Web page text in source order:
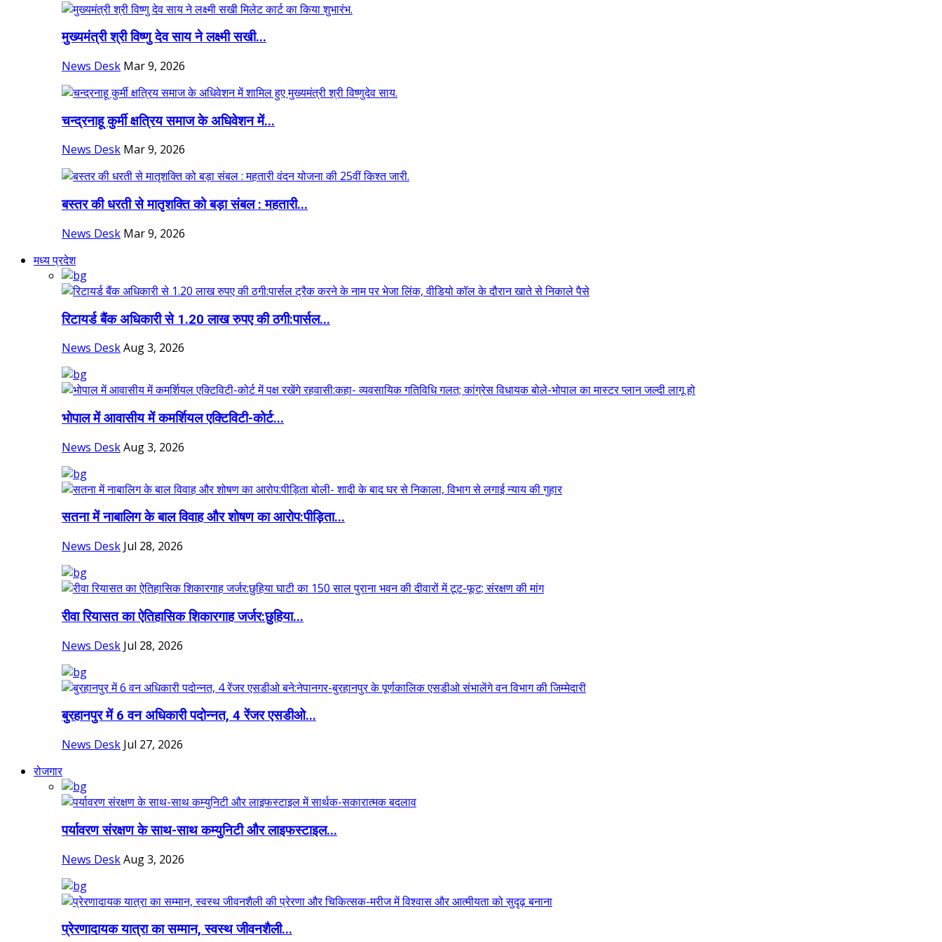
मुख्यमंत्री श्री विष्णु देव साय ने लक्ष्मी सखी...
News Desk Mar 9, 2026
चन्द्रनाहू कुर्मी क्षत्रिय समाज के अधिवेशन में...
News Desk Mar 9, 2026
बस्तर की धरती से मातृशक्ति को बड़ा संबल : महतारी...
News Desk Mar 9, 2026
मध्य प्रदेश
रिटायर्ड बैंक अधिकारी से 1.20 लाख रुपए की ठगी:पार्सल...
News DeskAug 3, 2026
भोपाल में आवासीय में कमर्शियल एक्टिविटी-कोर्ट...
News DeskAug 3, 2026
सतना में नाबालिग के बाल विवाह और शोषण का आरोप:पीड़िता...
News Desk Jul 28, 2026
रीवा रियासत का ऐतिहासिक शिकारगाह जर्जर:छुहिया...
News Desk Jul 28, 2026
बुरहानपुर में 6 वन अधिकारी पदोन्नत, 4 रेंजर एसडीओ...
News Desk Jul 27, 2026
रोजगार
पर्यावरण संरक्षण के साथ-साथ कम्युनिटी और लाइफस्टाइल...
News DeskAug 3, 2026
प्रेरणादायक यात्रा का सम्मान, स्वस्थ जीवनशैली...